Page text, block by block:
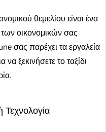
θεμελίου είναι ένα
των οικονομικών σας
σας παρέχει τα εργαλεία
να ξεκινήσετε το ταξίδι
Τεχνολογία